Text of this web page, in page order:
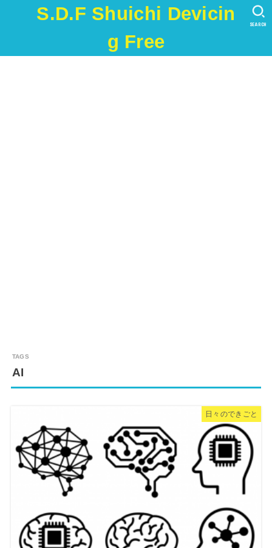
S.D.F Shuichi Devicin
g Free
SEARCH
AI
日々のできごと